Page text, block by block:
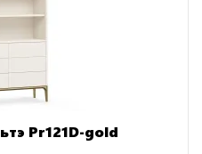
Pr121D-gold